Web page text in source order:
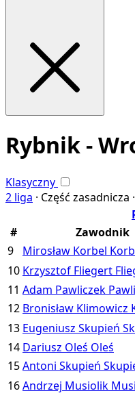
Rybnik -
Klasyczny
2 liga · Część zasadnicza ·
#
Zawodnik
9
Mirosław Korbel
10 Krzysztof Fliegert
11 Adam Pawliczek
12 Bronisław Klimowicz
13 Eugeniusz Skupień
14 Dariusz Oleś Oleś
15Antoni Skupień
16Andrzej Musiolik